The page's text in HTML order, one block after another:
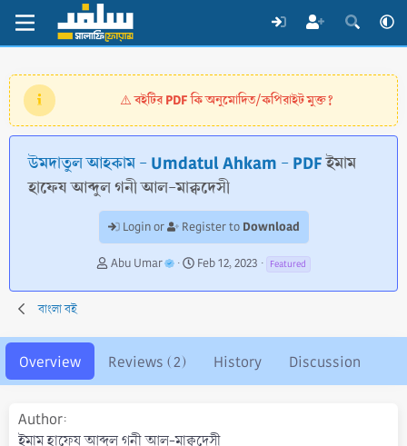
⚠️বইটির PDF কি অনুমোদিত/কপিরাইট মুক্ত?
উমদাতুল আহকাম - Umdatul Ahkam - PDFইমাম
হাফেয আব্দুল গনী আল-মাক্বদেসী
Login or Register to Download
A
t
Abu Umar
C
e
n
t
Feb 12, 2023 Featured
বাংলা বই
Overview Reviews (2) History Discussion
Author
ইমাম হাফেয আব্দুল গনী আল-মাক্বদেসী